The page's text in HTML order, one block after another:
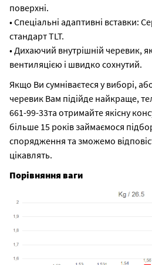
поверхні.
• Спеціальні адаптивні вставки:
стандарт TLT.
• Дихаючий внутрішній черевик,
вентиляцією і швидко сохнутий.
Якщо Ви сумніваєтеся у виборі,
черевик Вам підійде найкраще,
661-99-33та отримайте якісну
більше 15 років займаємося
спорядження та зможемо
цікавлять.
Порівняння ваги